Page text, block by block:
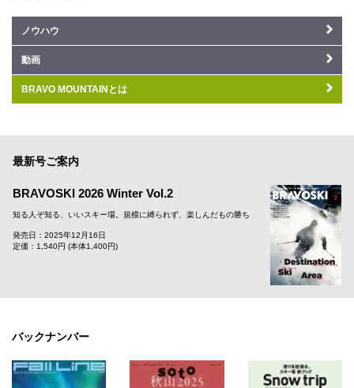
ノウハウ
動画
BRAVO MOUNTAINとは
最新号ご案内
BRAVOSKI 2026 Winter Vol.2
知る人ぞ知る、いいスキー場。規模に縛られず、楽しんだもの勝ち
発売日：2025年12月16日
定価：1,540円 (本体1,400円)
バックナンバー